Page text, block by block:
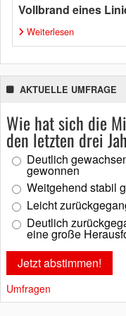
Vollbrand eines
Weiterlesen
AKTUELLE UMFRAGE
Wie hat sich die
den letzten drei
Deutlich
gewonnen
Weitgehend stabil
Leicht
Deutlich
eine große
Umfragen